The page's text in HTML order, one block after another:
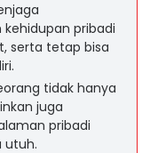
pribadi
serta tetap bisa
tidak hanya
juga
pribadi
utuh.